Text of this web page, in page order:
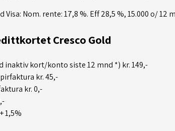
Visa: Nom. rente: 17,8 %. Eff 28,5 %, 15.000 o/ 12
Cresco Gold
inaktiv kort/konto siste 12 mnd *) kr. 149,-
kr. 45,-
kr. 0,-
1,5%